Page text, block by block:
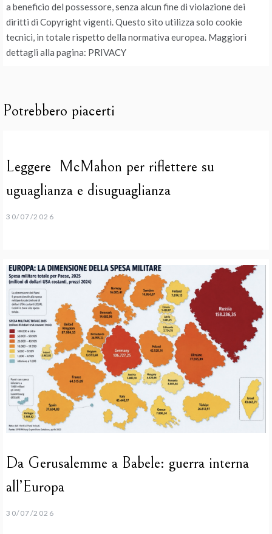
a beneficio del possessore, senza alcun fine di violazione dei
diritti di Copyright vigenti. Questo sito utilizza solo cookie
tecnici, in totale rispetto della normativa europea. Maggiori
dettagli alla pagina: PRIVACY
Potrebbero piacerti
Leggere McMahon per riflettere su
uguaglianza e disuguaglianza
30/07/2026
Da Gerusalemme a Babele: guerra interna
all’Europa
30/07/2026